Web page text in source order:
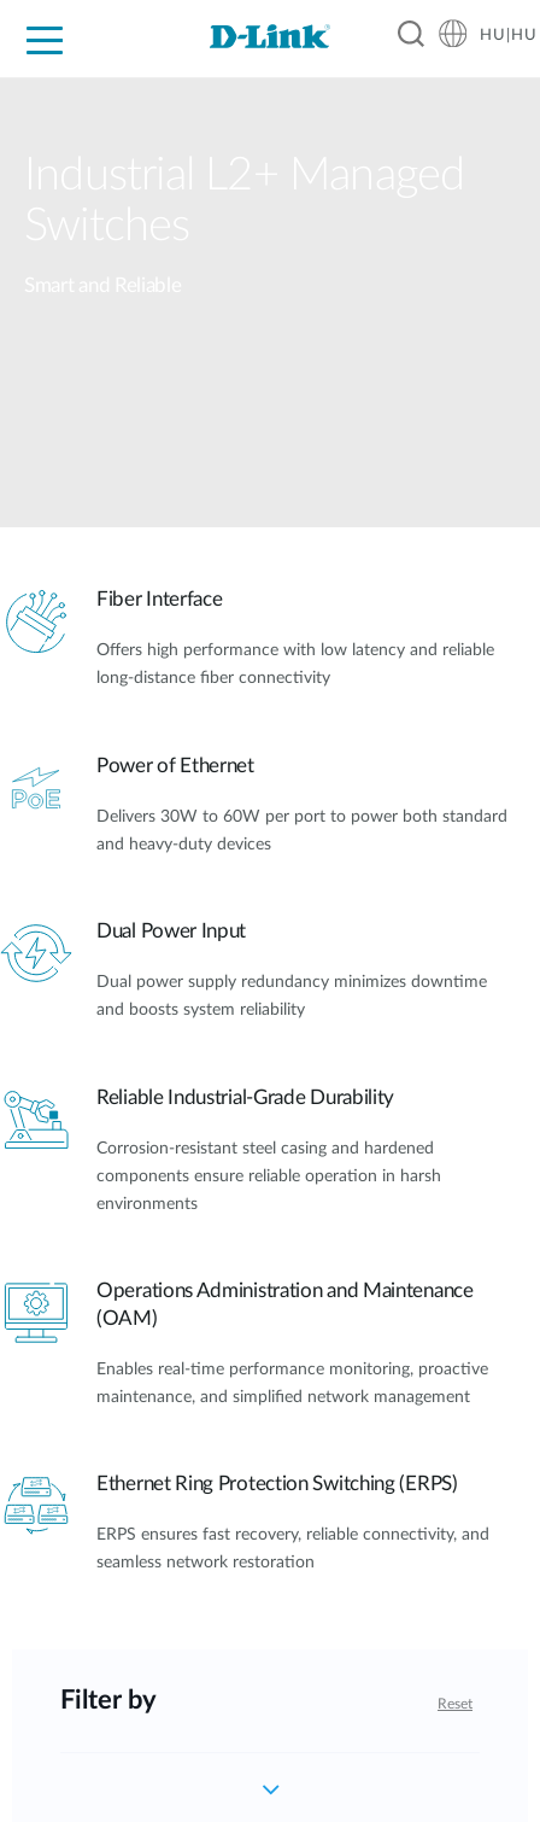
HU|HU
Fiber Interface
Offers high performance with low latency and reliable
long-distance fiber connectivity
Power of Ethernet
Delivers 30W to 60W per port to power both standard
and heavy-duty devices
Dual Power Input
Dual power supply redundancy minimizes downtime
and boosts system reliability
Reliable Industrial-Grade Durability
Corrosion-resistant steel casing and hardened
components ensure reliable operation in harsh
environments
Operations Administration and Maintenance
(OAM)
Enables real-time performance monitoring, proactive
maintenance, and simplified network management
Ethernet Ring Protection Switching (ERPS)
ERPS ensures fast recovery, reliable connectivity, and
seamless network restoration
Filter by Reset